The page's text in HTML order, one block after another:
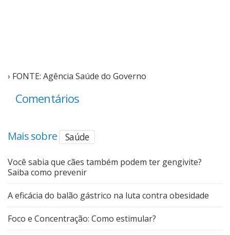
› FONTE: Agência Saúde do Governo
Comentários
Mais sobre Saúde
Você sabia que cães também podem ter gengivite?
Saiba como prevenir
A eficácia do balão gástrico na luta contra obesidade
Foco e Concentração: Como estimular?